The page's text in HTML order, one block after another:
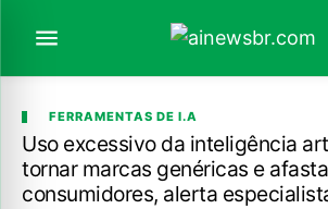
FERRAMENTAS DE I.A
Uso excessivo da inteligência
tornar marcas genéricas e
consumidores, alerta